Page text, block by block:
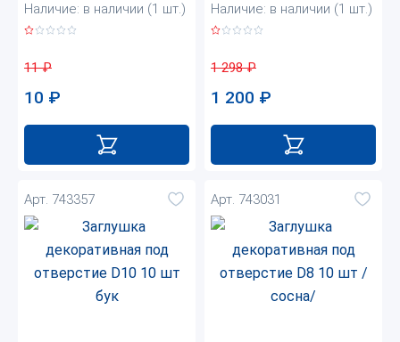
Наличие: в наличии (1 шт.)
11₽
10 ₽
Наличие: в наличии (1 шт.)
1 298₽
1 200 ₽
Арт. 743357 Арт. 743031